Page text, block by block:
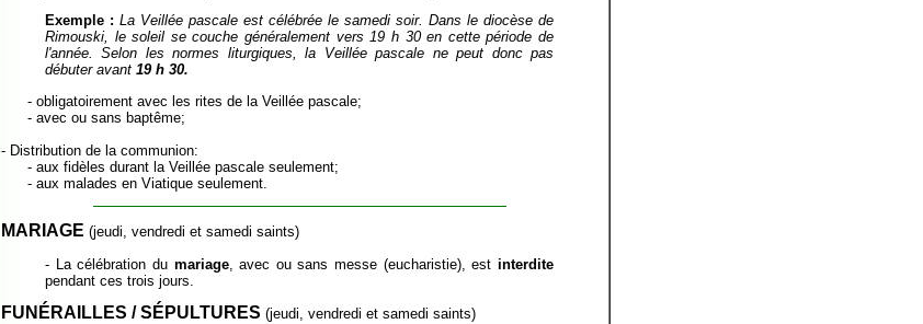
Exemple : La Veillée pascale est célébrée le samedi soir. Dans le diocèse de
Rimouski, le soleil se couche généralement vers 19 h 30 en cette période de
l'année. Selon les normes liturgiques, la Veillée pascale ne peut donc pas
débuter avant 19 h 30.
- obligatoirement avec les rites de la Veillée pascale;
- avec ou sans baptême;
- Distribution de la communion:
- aux fidèles durant la Veillée pascale seulement;
- aux malades en Viatique seulement.
MARIAGE (jeudi, vendredi et samedi saints)
- La célébration du mariage, avec ou sans messe (eucharistie), estinterdite
pendant ces trois jours.
FUNÉRAILLES / SÉPULTURES (jeudi, vendredi et samedi saints)